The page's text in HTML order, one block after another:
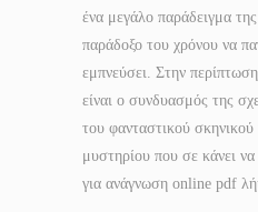
ένα μεγάλο παράδειγμα
παράδοξο του χρόνου να
εμπνεύσει. Στην
είναι ο συνδυασμός της
του φανταστικού
μυστηρίου που σε κάνει
για ανάγνωση online pdf